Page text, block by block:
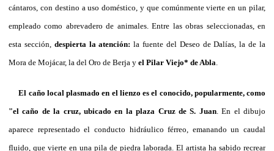
cántaros, con destino a uso doméstico, y que comúnmente vierte en un pilar,
empleado como abrevadero de animales. Entre las obras seleccionadas, en
esta sección, despierta la atención: la fuente del Deseo de Dalías, la de la
Mora de Mojácar, la del Oro de Berja y el Pilar Viejo* de Abla
El caño local plasmado en el lienzo es el conocido, popularmente, como
"el caño de la cruz, ubicado en la plaza Cruz de S. Juan. En el dibujo
aparece representado el conducto hidráulico férreo, emanando un caudal
fluido, que vierte en una pila de piedra laborada. El artista ha sabido recrear